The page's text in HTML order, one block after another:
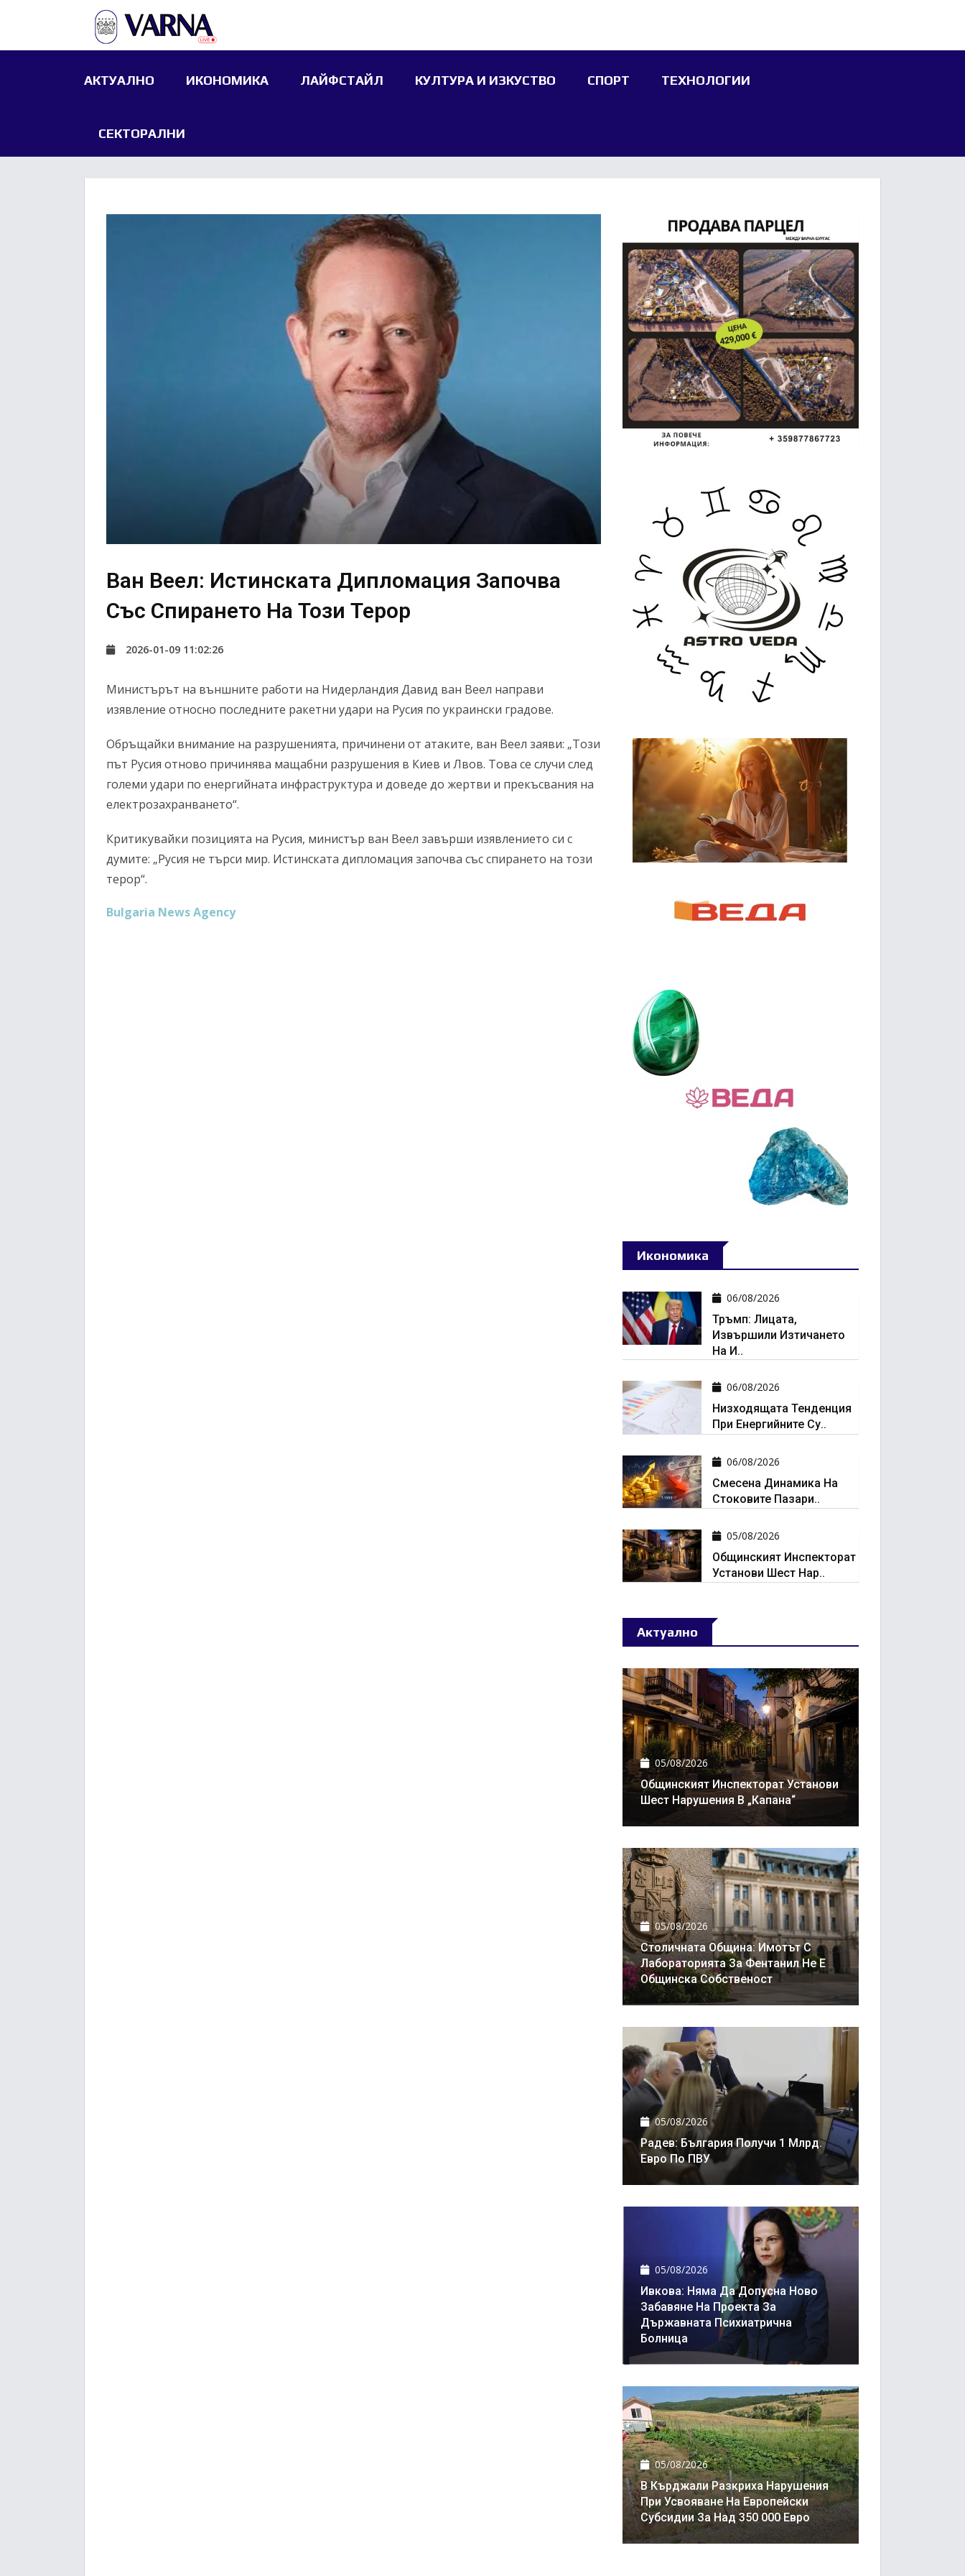
АКТУАЛНО ИКОНОМИКА ЛАЙФСТАЙЛ КУЛТУРА И ИЗКУСТВО СПОРТ ТЕХНОЛОГИИ
СЕКТОРАЛНИ
Ван Веел: Истинската Дипломация Започва
Със Спирането На Този Терор
2026-01-09 11:02:26
Министърът на външните работи на Нидерландия Давид ван Веел направи
изявление относно последните ракетни удари на Русия по украински градове.
Обръщайки внимание на разрушенията, причинени от атаките, ван Веел заяви: „Този
път Русия отново причинява мащабни разрушения в Киев и Лвов. Това се случи след
големи удари по енергийната инфраструктура и доведе до жертви и прекъсвания на
електрозахранването“.
Критикувайки позицията на Русия, министър ван Веел завърши изявлението си с
думите: „Русия не търси мир. Истинската дипломация започва със спирането на този
терор“.
Bulgaria News Agency
Икономика
06/08/2026
Тръмп: Лицата,
Извършили Изтичането
На И..
06/08/2026
Низходящата Тенденция
При Енергийните Су..
06/08/2026
Смесена Динамика На
Стоковите Пазари..
05/08/2026
Общинският Инспекторат
Установи Шест Нар..
Актуално
05/08/2026
Общинският Инспекторат Установи
Шест Нарушения В „Капана“
05/08/2026
Столичната Община: Имотът С
Лабораторията За Фентанил Не Е
Общинска Собственост
05/08/2026
Радев: България Получи 1 Млрд.
Евро По ПВУ
05/08/2026
Ивкова: Няма Да Допусна Ново
Забавяне На Проекта За
Държавната Психиатрична
Болница
05/08/2026
В Кърджали Разкриха Нарушения
При Усвояване На Европейски
Субсидии За Над 350 000 Евро